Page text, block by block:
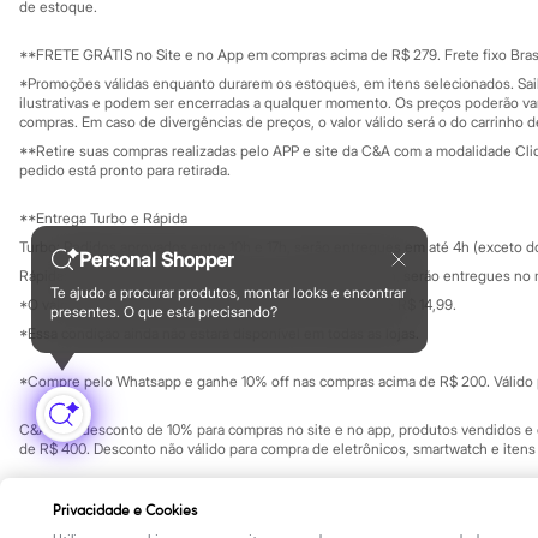
Clock House
Sawary
Yessica
Moda esportiva
Acessórios
Calçados
Leggings
Tops
Moda íntima
Calcinhas
Cintas e Modeladores
Meias
Sutiãs e Tops
Moda praia
Biquínis
Maiôs
Saídas de praia
Personagens
Plus size
Blusas e Camisetas
Personal Shopper
Te ajudo a procurar produtos, montar looks e encontrar
presentes. O que está precisando?
Investidores
Privacidade
Configuração de cookies
Minha privacidade
Educação
Formas de pagamento
de estoque.
**FRETE GRÁTIS no Site e no App em compras acima de R$ 279. Frete fixo
*Promoções válidas enquanto durarem os estoques, em itens selecionados.
ilustrativas e podem ser encerradas a qualquer momento. Os preços poderão
compras. Em caso de divergências de preços, o valor válido será o do carrinho
**Retire suas compras realizadas pelo APP e site da C&A com a modalidade
pedido está pronto para retirada.
**Entrega Turbo e Rápida
Turbo: Pedidos aprovados entre 10h e 17h, serão entregues em até 4h (exceto
Rápida: Pedidos com os pagamentos aprovados até as 10h, serão entregues
*O valor do frete para o turbo é R$ 24,99 e para a rápida é R$ 14,99.
*Essa condição ainda não estará disponível em todas as lojas.
*Compre pelo Whatsapp e ganhe 10% off nas compras acima de R$ 200.
C&A Pay: desconto de 10% para compras no site e no app, produtos vendidos
de R$ 400. Desconto não válido para compra de eletrônicos, smartwatch e
SP Cep: 06455-000 CNPJ 45.242.914/0001-05
Privacidade e Cookies